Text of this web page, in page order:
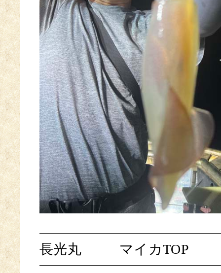
長光丸 マイカTOP